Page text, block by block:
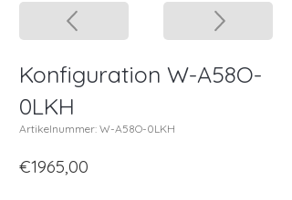
Konfiguration W-A58O-
0LKH
Artikelnummer: W-A58O-0LKH
€1965,00